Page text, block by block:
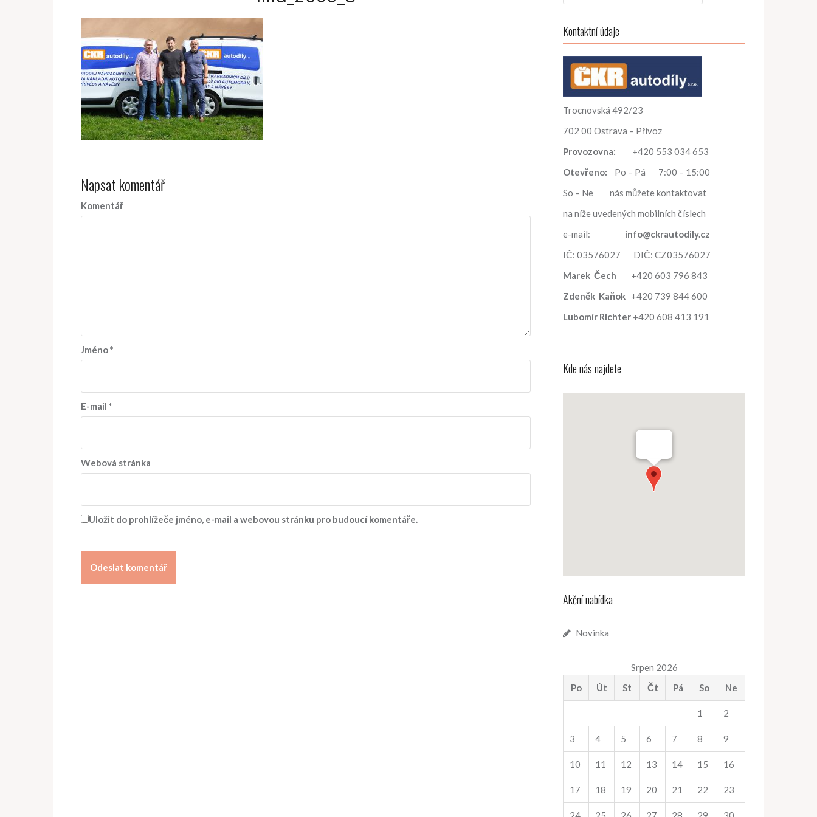
Napsat komentář
Komentář
Jméno*
E-mail *
Webová stránka
Uložit do prohlížeče jméno, e-mail a webovou stránku pro budoucí komentáře.
h
e
á
n
Kontaktní údaje
Trocnovská 492/23
702 00 Ostrava – Přívoz
Provozovna:
+420 553 034 653
Otevřeno: Po – Pá 7:00 – 15:00
So – Ne nás můžete kontaktovat
na níže uvedených mobilních číslech
e-mail: info@ckrautodily.cz
IČ: 03576027 DIČ: CZ03576027
Marek Čech
+420 603 796 843
Zdeněk Kaňok +420 739 844 600
Lubomír Richter +420 608 413 191
Kde nás najdete
Akční nabídka
Novinka
Srpen 2026
Po
Út St Čt Pá So Ne
1 2
3 4 5 6 7 8 9
10 11 12 13 14 15 16
17 18 19 20 21 22 23